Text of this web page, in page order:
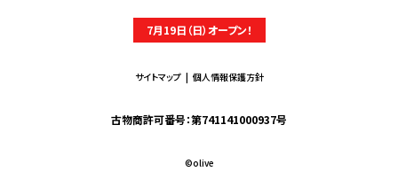
7月19日（日）オープン！
サイトマップ 個人情報保護方針
古物商許可番号：第741141000937号
©︎olive